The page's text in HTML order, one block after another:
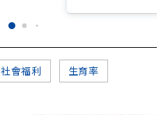
社會福利 生育率